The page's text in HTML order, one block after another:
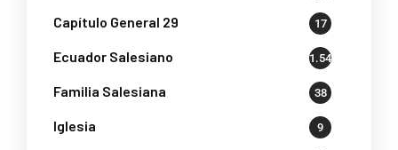
Capítulo General 29 17
Ecuador Salesiano 1.541
Familia Salesiana 38
Iglesia 9